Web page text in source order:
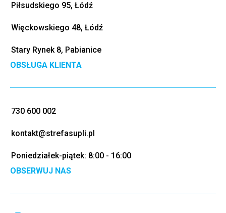
Piłsudskiego 95, Łódź
Więckowskiego 48, Łódź
Stary Rynek 8, Pabianice
OBSŁUGA KLIENTA
730 600 002
kontakt@strefasupli.pl
Poniedziałek-piątek: 8:00 - 16:00
OBSERWUJ NAS